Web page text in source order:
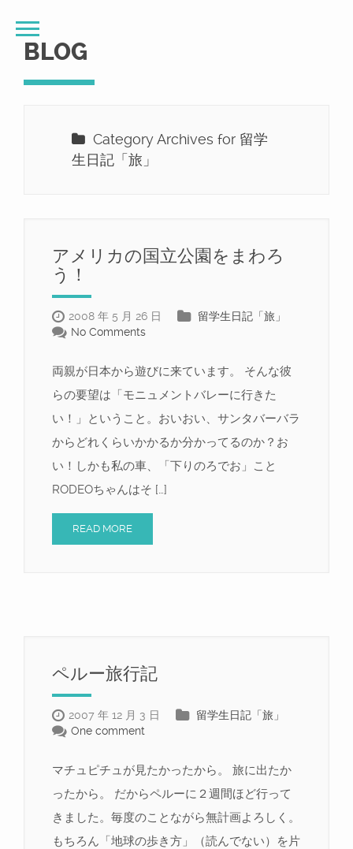
BLOG
Category Archives for 留学
生日記「旅」
アメリカの国立公園をまわろ
う！
2008 年 5 月 26 日
留学生日記「旅」
No Comments
両親が日本から遊びに来ています。 そんな彼
らの要望は「モニュメントバレーに行きた
い！」ということ。おいおい、サンタバーバラ
からどれくらいかかるか分かってるのか？お
い！しかも私の車、「下りのろでお」こと
RODEOちゃんはそ […]
READ MORE
ペルー旅行記
2007 年 12 月 3 日
留学生日記「旅」
One comment
マチュピチュが見たかったから。 旅に出たか
ったから。 だからペルーに２週間ほど行って
きました。毎度のことながら無計画よろしく。
もちろん「地球の歩き方」（読んでない）を片